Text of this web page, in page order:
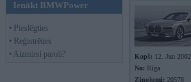
Ienākt BMWPower
• Pieslēgties
• Reģistrēties
• Aizmirsi paroli?
Kopš: 12. Jun 2002
No: Rīga
Ziņojumi: 20578